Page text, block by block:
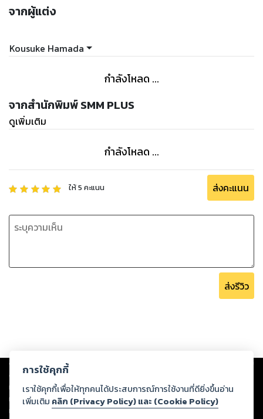
จากผู้แต่ง
Kousuke Hamada
กำลังโหลด ...
จากสำนักพิมพ์ SMM PLUS
ดูเพิ่มเติม
กำลังโหลด ...
ให้5 คะแนน ส่งคะแนน
ส่งรีวิว
Copyright © 2026
ต่อผลงานหรือเนื้อหาใดที่อัปโหลดผ่านเว็บไซต์และปรากฏว่าละเมิดสิทธิใน
ทรัพย์สินทางปัญญาของบุคคลอื่นหรือขัดต่อกฎหมายและศีลธรรม ดังนั้น ผู้อ่าน
ทุกท่านโปรดใช้วิจารณญาณในการกลั่นกรองด้วยตนเอง และหากท่านพบว่าส่วน
หนึ่งส่วนใดขัดต่อกฎหมายและศีลธรรม กรุณาแจ้งมายังบริษัท เพื่อทีมงานจะได้
การใช้คุกกี้
เราใช้คุกกี้เพื่อให้ทุกคนได้ประสบการณ์การใช้งานที่ดียิ่งขึ้นอ่าน
เพิ่มเติม คลิก (Privacy Policy) และ (Cookie Policy)